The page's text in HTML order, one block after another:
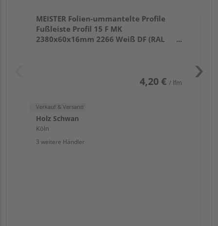
MEISTER Folien-ummantelte Profile
Fußleiste Profil 15 F MK
2380x60x16mm 2266 Weiß DF (RAL
4,20 € / lfm
Verkauf & Versand
Holz Schwan
Köln
3 weitere Händler